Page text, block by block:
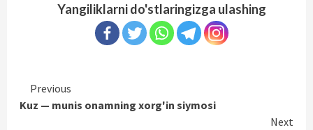
Yangiliklarni do'stlaringizga ulashing
Continue
Reading
Previous
Kuz — munis onamning xorg'in siymosi
Next